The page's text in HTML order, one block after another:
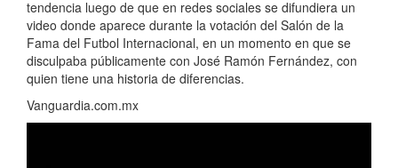
tendencia luego de que en redes sociales se difundiera un
video donde aparece durante la votación del Salón de la
Fama del Futbol Internacional, en un momento en que se
disculpaba públicamente con José Ramón Fernández, con
quien tiene una historia de diferencias.
Vanguardia.com.mx